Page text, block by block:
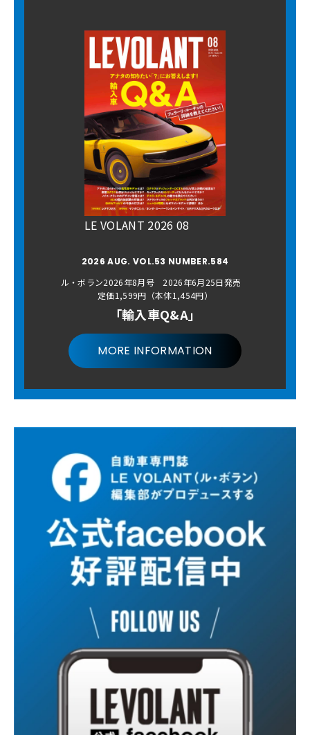
LE VOLANT 2026 08
2026 AUG. VOL.53 NUMBER.584
ル・ボラン2026年8月号 2026年6月25日発売
定価1,599円（本体1,454円）
「輸入車Q&A」
MORE INFORMATION